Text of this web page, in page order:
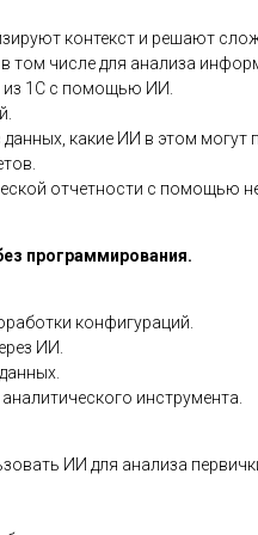
контекст и решают
том числе для анализа
из 1С с помощью ИИ.
какие ИИ в этом могут
отчетности с помощью
программирования.
конфигураций.
ИИ.
инструмента.
ИИ для анализа